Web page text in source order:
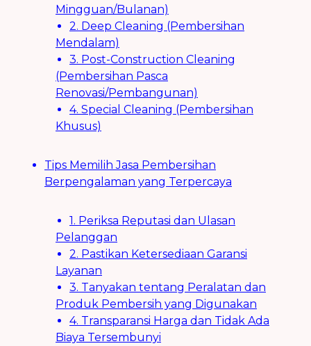
Mingguan/Bulanan)
2. Deep Cleaning (Pembersihan
Mendalam)
3. Post-Construction Cleaning
(Pembersihan Pasca
Renovasi/Pembangunan)
4. Special Cleaning (Pembersihan
Khusus)
Tips Memilih Jasa Pembersihan
Berpengalaman yang Terpercaya
1. Periksa Reputasi dan Ulasan
Pelanggan
2. Pastikan Ketersediaan Garansi
Layanan
3. Tanyakan tentang Peralatan dan
Produk Pembersih yang Digunakan
4. Transparansi Harga dan Tidak Ada
Biaya Tersembunyi